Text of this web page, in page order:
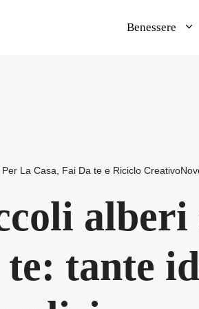
Benessere
La Casa Fai Da te e Riciclo Creativo
te: tante